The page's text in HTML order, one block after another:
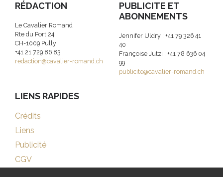
RÉDACTION
Le Cavalier Romand
Rte du Port 24
CH-1009 Pully
+41 21 729 86 83
redaction@cavalier-romand.ch
PUBLICITE ET
ABONNEMENTS
Jennifer Uldry : +41 79 326 41
40
Françoise Jutzi : +41 78 636 04
99
publicite@cavalier-romand.ch
LIENS RAPIDES
Crédits
Liens
Publicité
CGV